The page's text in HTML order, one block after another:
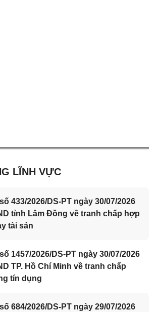
LĨNH VỰC
433/2026/DS-PT ngày 30/07/2026
tỉnh Lâm Đồng về tranh chấp hợp
tài sản
1457/2026/DS-PT ngày 30/07/2026
TP. Hồ Chí Minh về tranh chấp
tín dụng
684/2026/DS-PT ngày 29/07/2026